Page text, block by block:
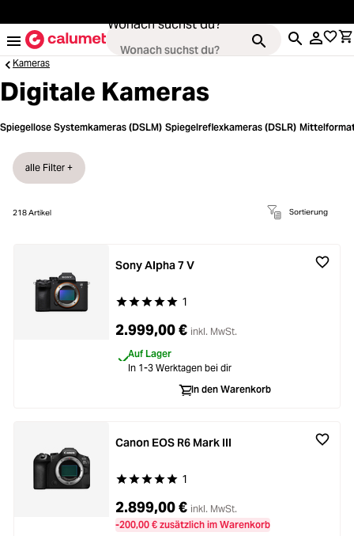
Wonach suchst du?
Kameras
Loading...
Objektive
Loading...
Video & Drohnen
Loading...
Stative & Gimbals
Loading...
Taschen
Loading...
Zubehör
Bildbearbeitung
Loading...
Ferngläser
Loading...
Kameras
Digitale Kameras
Spiegellose Systemkameras (DSLM) Spiegelreflexkameras (DSLR)
218Artikel Sortierung
alle Filter +
Durchschnittliche Bewertung von 5 von 5
1
Sony Alpha 7 V
2.999,00 € inkl. MwSt.
Auf Lager
In 1-3 Werktagen bei dir
In den Warenkorb
Durchschnittliche Bewertung von 5 von 5
1
Canon EOS R6 Mark III
2.899,00 € inkl. MwSt.
-200,00 € zusätzlich im Warenkorb